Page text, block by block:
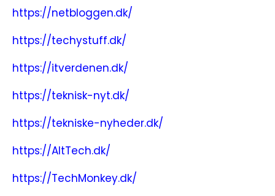
https://netbloggen.dk/
https://techystuff.dk/
https://itverdenen.dk/
https://teknisk-nyt.dk/
https://tekniske-nyheder.dk/
https://AltTech.dk/
https://TechMonkey.dk/